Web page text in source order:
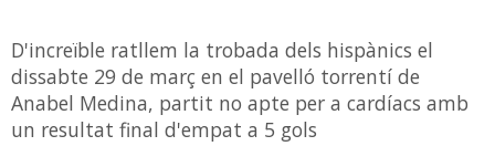
D'increïble ratllem la trobada dels hispànics el
dissabte 29 de març en el pavelló torrentí de
Anabel Medina, partit no apte per a cardíacs amb
un resultat final d'empat a 5 gols